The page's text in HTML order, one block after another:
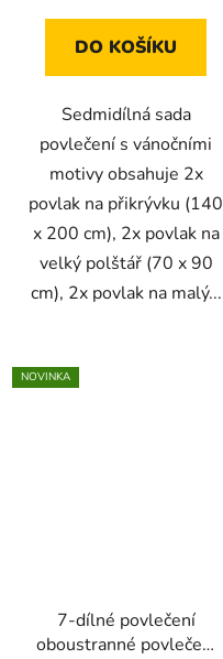
DO KOŠÍKU
Sedmidílná sada
povlečení s vánočními
motivy obsahuje 2x
povlak na přikrývku (140
x 200 cm), 2x povlak na
velký polštář (70 x 90
cm), 2x povlak na malý...
NOVINKA
7-dílné povlečení
oboustranné povlečení